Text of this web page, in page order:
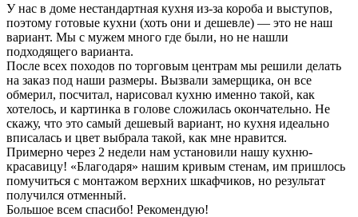
У нас в доме нестандартная кухня из-за короба и выступов,
поэтому готовые кухни (хоть они и дешевле) — это не наш
вариант. Мы с мужем много где были, но не нашли
подходящего варианта.
После всех походов по торговым центрам мы решили делать
на заказ под наши размеры. Вызвали замерщика, он все
обмерил, посчитал, нарисовал кухню именно такой, как
хотелось, и картинка в голове сложилась окончательно. Не
скажу, что это самый дешевый вариант, но кухня идеально
вписалась и цвет выбрала такой, как мне нравится.
Примерно через 2 недели нам установили нашу кухню-
красавицу! «Благодаря» нашим кривым стенам, им пришлось
помучиться с монтажом верхних шкафчиков, но результат
получился отменный.
Большое всем спасибо! Рекомендую!